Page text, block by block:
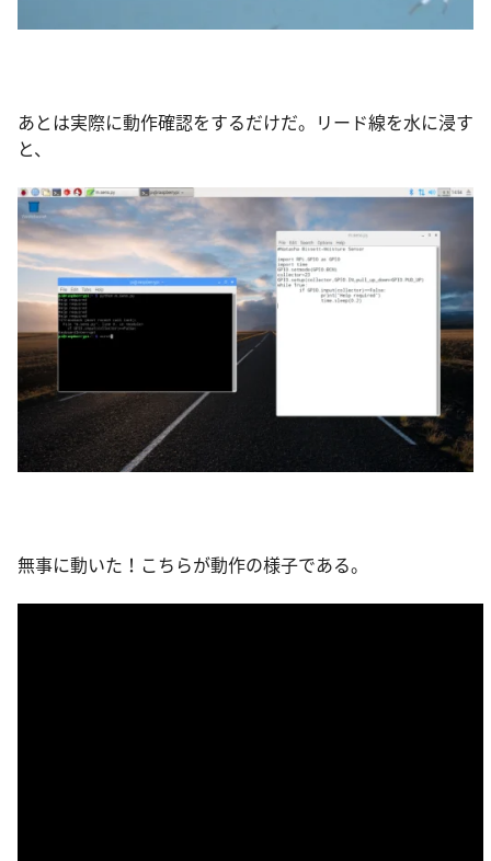
あとは実際に動作確認をするだけだ。リード線を水に浸す
と、
無事に動いた！こちらが動作の様子である。